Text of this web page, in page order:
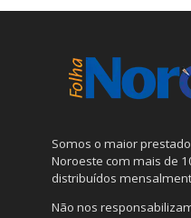
Somos o maior
Noroeste com mais de
distribuídos
Não nos